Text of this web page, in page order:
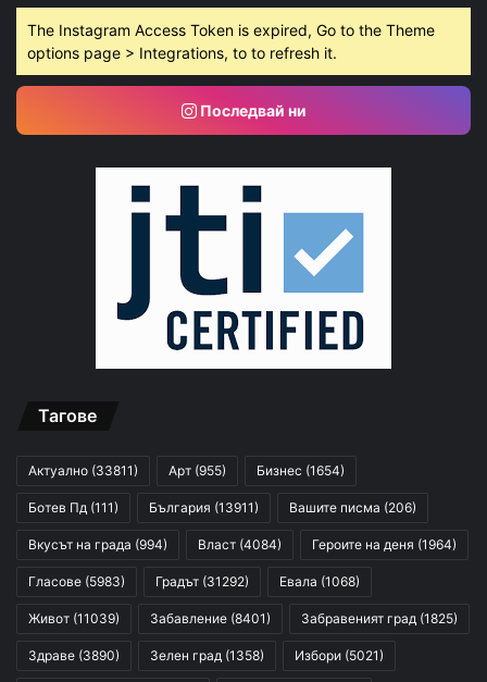
The Instagram Access Token is expired, Go to the Theme
options page > Integrations, to to refresh it.
Последвай ни
Тагове
Актуално (33811) Арт (955) Бизнес (1654)
Ботев Пд (111) България (13911) Вашите писма (206)
Вкусът на града (994) Власт (4084) Героите на деня (1964)
Гласове (5983) Градът (31292) Евала (1068)
Живот (11039) Забавление (8401) Забравеният град (1825)
Здраве (3890) Зелен град (1358) Избори (5021)